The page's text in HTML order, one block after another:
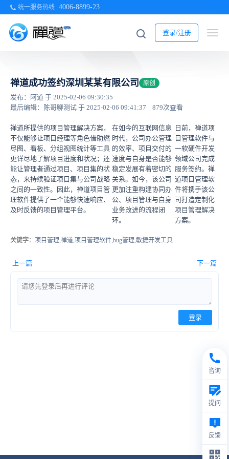
统一服务热线 4006-8899-23
登录/注册
禅道成功签约深圳某某有限公司 原创
发布：阿道 于 2025-02-06 09:30:35
最后编辑：陈哥聊测试 于 2025-02-06 09:41:37
879次查看
日前，禅道项
目管理软件与
一软硬件开发
领域公司完成
服务签约。禅
道项目管理软
件将携手该公
司打造定制化
项目管理解决
方案。
在如今的互联网信息
时代，公司办公管理
的效率、项目交付的
速度与自身是否能够
稳定发展有着密切的
关系。如今，该公司
更加注重构建协同办
公、项目管理与自身
业务改进的流程闭
环。
禅道所提供的项目管理解决方案，
不仅能够让项目经理等角色借助燃
尽图、看板、分组视图统计等工具
更详尽地了解项目进度和状况；还
能让管理者通过项目、项目集的状
态，来持续验证项目集与公司战略
之间的一致性。因此，禅道项目管
理软件提供了一个能够快速响应、
及时反馈的项目管理平台。
关键字：项目管理,禅道,项目管理软件,bug管理,敏捷开发工具
上一篇 下一篇
登录
咨询
提问
反馈